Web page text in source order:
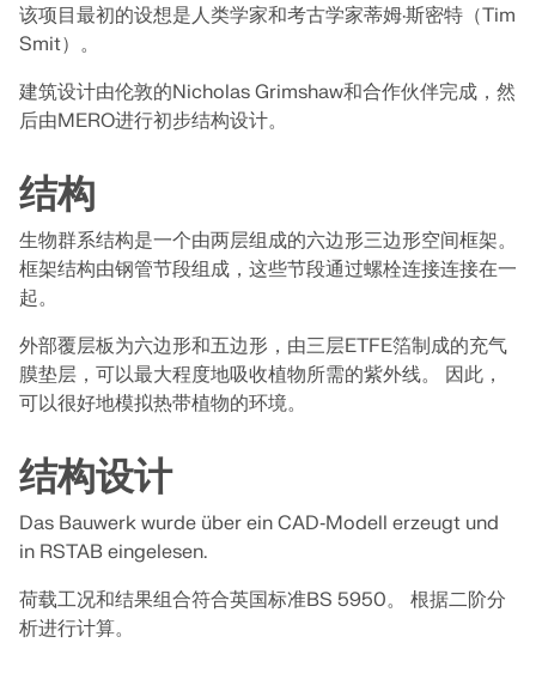
Dlubal API
Dlubal 的新 API 服务 (gRPC) 为您提供了一个基于
Python 和 C# 的结构分析软件灵活接口，可以直接访问
整个 Dlubal 产品系列。
使用 API 开始
模块
动力分析
设计
用户自定义截面计算
更多信息
RWIND 3
数值风洞 CFD 软件
快速找到答案
找到有关Dlubal软件的常见问题的快速答案。搜索或筛
查看常见问题
释放创新力量
探索旨在提升您的工程工作流程的尖端工具和增强功
能。
Dlubal 自由区
随时获得专家帮助。享受免费的 AI 协助、电子邮件支
务。
获取支持
开始使用
面向学生的免费结构分析软件
程中，享受免费访问、培训和专家支持。
免费获取许可证书
查看客户项目
我们的专职工程师随时随地为您提供建模、设计和技术
揭示我们的团队如何塑造工程的未来。体验创新、成长
和激动人心的挑战。
您的职业机会
寻找理想工作
加入工程软件的全球领导者，将您的职业生涯提升到新
查看职位空缺
登录
该项目最初的设想是人类学家和考古学家蒂姆·斯密特（Tim
Smit）。
建筑设计由伦敦的Nicholas Grimshaw和合作伙伴完成，然
后由MERO进行初步结构设计。
结构
生物群系结构是一个由两层组成的六边形三边形空间框架。
框架结构由钢管节段组成，这些节段通过螺栓连接连接在一
起。
外部覆层板为六边形和五边形，由三层ETFE箔制成的充气
膜垫层，可以最大程度地吸收植物所需的紫外线。 因此，
可以很好地模拟热带植物的环境。
结构设计
Das Bauwerk wurde über ein CAD‑Modell erzeugt und
in RSTAB eingelesen.
荷载工况和结果组合符合英国标准BS 5950。 根据二阶分
析进行计算。